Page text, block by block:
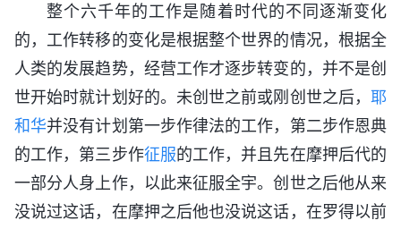
整个六千年的工作是随着时代的不同逐渐变化
的，工作转移的变化是根据整个世界的情况，根据全
人类的发展趋势，经营工作才逐步转变的，并不是创
世开始时就计划好的。未创世之前或刚创世之后， 耶
和华并没有计划第一步作律法的工作，第二步作恩典
的工作，第三步作征服的工作，并且先在摩押后代的
一部分人身上作，以此来征服全宇。创世之后他从来
没说过这话，在摩押之后他也没说这话，在罗得以前